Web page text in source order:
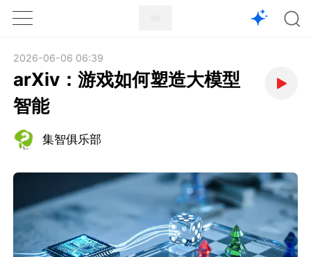
1X
2026-06-06 06:39
arXiv：游戏如何塑造大模型
智能
集智俱乐部